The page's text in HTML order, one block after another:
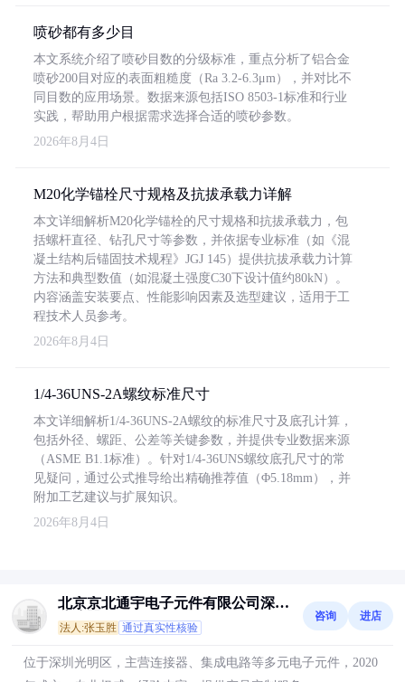
喷砂都有多少目
本文系统介绍了喷砂目数的分级标准，重点分析了铝合金
喷砂200目对应的表面粗糙度（Ra 3.2-6.3μm），并对比不
同目数的应用场景。数据来源包括ISO 8503-1标准和行业
实践，帮助用户根据需求选择合适的喷砂参数。
2026年8月4日
M20化学锚栓尺寸规格及抗拔承载力详解
本文详细解析M20化学锚栓的尺寸规格和抗拔承载力，包
括螺杆直径、钻孔尺寸等参数，并依据专业标准（如《混
凝土结构后锚固技术规程》JGJ 145）提供抗拔承载力计算
方法和典型数值（如混凝土强度C30下设计值约80kN）。
内容涵盖安装要点、性能影响因素及选型建议，适用于工
程技术人员参考。
2026年8月4日
1/4-36UNS-2A螺纹标准尺寸
本文详细解析1/4-36UNS-2A螺纹的标准尺寸及底孔计算，
包括外径、螺距、公差等关键参数，并提供专业数据来源
（ASME B1.1标准）。针对1/4-36UNS螺纹底孔尺寸的常
见疑问，通过公式推导给出精确推荐值（Φ5.18mm），并
附加工艺建议与扩展知识。
2026年8月4日
北京京北通宇电子元件有限公司深圳
分公司
法人:张玉胜 通过真实性核验
咨询 进店
位于深圳光明区，主营连接器、集成电路等多元电子元件，2020